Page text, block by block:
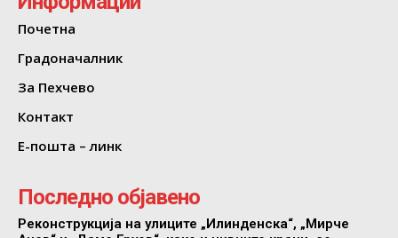
Почетна
Градоначалник
За Пехчево
Контакт
Е-пошта – линк
Последно објавено
Реконструкција на улиците „Илинденска“, „Мирче